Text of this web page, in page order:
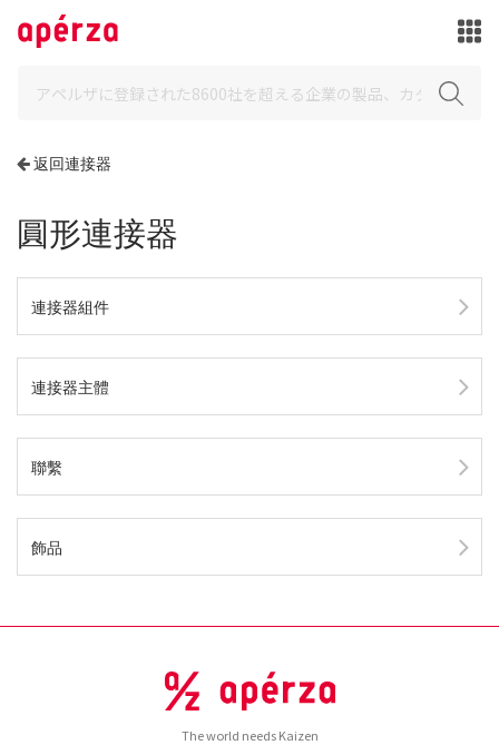
返回連接器
圓形連接器
連接器組件
連接器主體
聯繫
飾品
The world needs Kaizen